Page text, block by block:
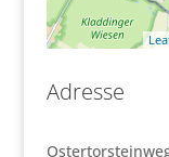
Adresse